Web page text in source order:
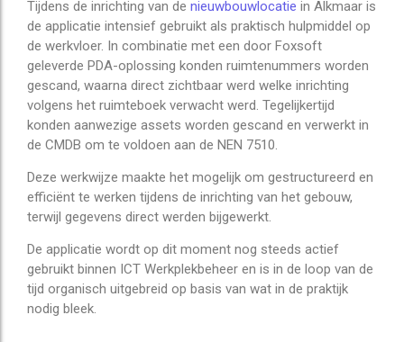
Tijdens de inrichting van de nieuwbouwlocatie in Alkmaar is
de applicatie intensief gebruikt als praktisch hulpmiddel op
de werkvloer. In combinatie met een door Foxsoft
geleverde PDA-oplossing konden ruimtenummers worden
gescand, waarna direct zichtbaar werd welke inrichting
volgens het ruimteboek verwacht werd. Tegelijkertijd
konden aanwezige assets worden gescand en verwerkt in
de CMDB om te voldoen aan de NEN 7510.
Deze werkwijze maakte het mogelijk om gestructureerd en
efficiënt te werken tijdens de inrichting van het gebouw,
terwijl gegevens direct werden bijgewerkt.
De applicatie wordt op dit moment nog steeds actief
gebruikt binnen ICT Werkplekbeheer en is in de loop van de
tijd organisch uitgebreid op basis van wat in de praktijk
nodig bleek.